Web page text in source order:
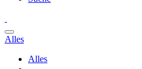
Alles
Alles